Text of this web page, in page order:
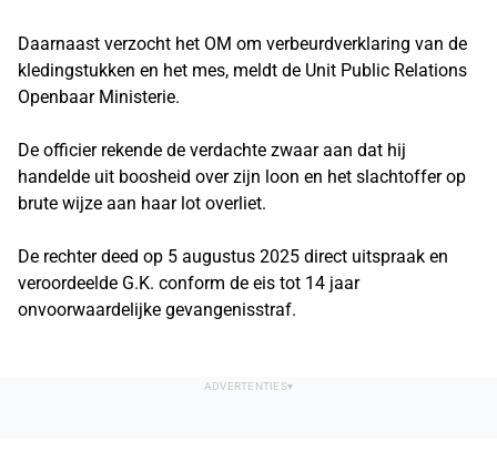
Daarnaast verzocht het OM om verbeurdverklaring van de
kledingstukken en het mes, meldt de Unit Public Relations
Openbaar Ministerie.
De officier rekende de verdachte zwaar aan dat hij
handelde uit boosheid over zijn loon en het slachtoffer op
brute wijze aan haar lot overliet.
De rechter deed op 5 augustus 2025 direct uitspraak en
veroordeelde G.K. conform de eis tot 14 jaar
onvoorwaardelijke gevangenisstraf.